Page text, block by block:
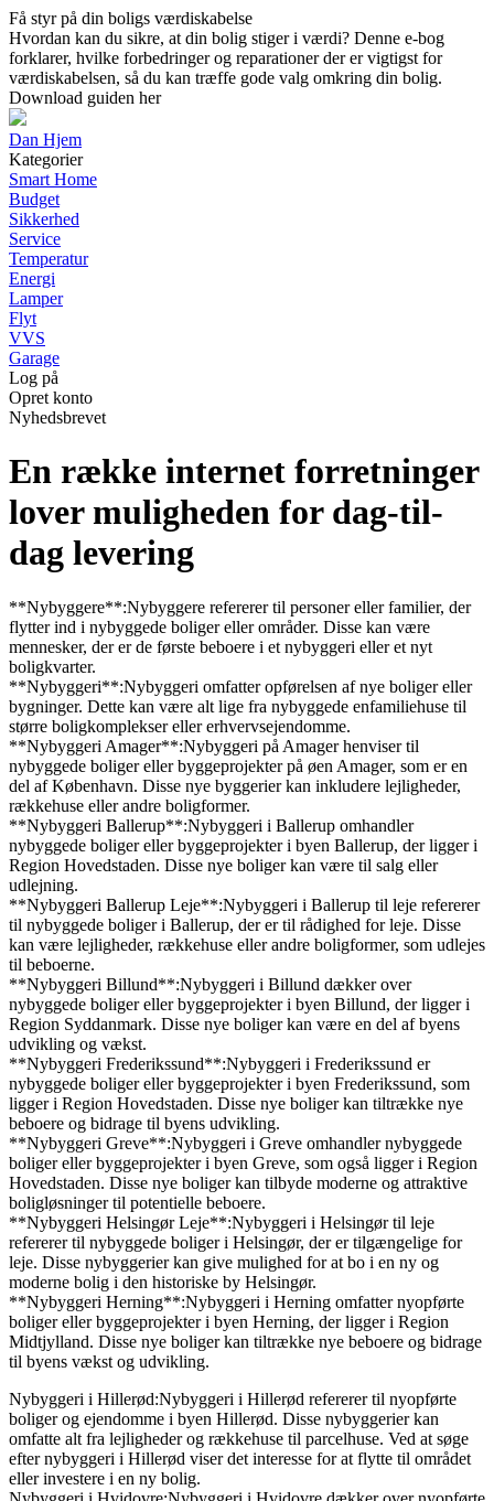
Få styr på din boligs værdiskabelse
Hvordan kan du sikre, at din bolig stiger i værdi? Denne e-bog
forklarer, hvilke forbedringer og reparationer der er vigtigst for
værdiskabelsen, så du kan træffe gode valg omkring din bolig.
Download guiden her
Dan Hjem
Kategorier
Smart Home
Budget
Sikkerhed
Service
Temperatur
Energi
Lamper
Flyt
VVS
Garage
Log på
Opret konto
Nyhedsbrevet
En række internet forretninger
lover muligheden for dag-til-
dag levering
**Nybyggere**:Nybyggere refererer til personer eller familier, der
flytter ind i nybyggede boliger eller områder. Disse kan være
mennesker, der er de første beboere i et nybyggeri eller et nyt
boligkvarter.
**Nybyggeri**:Nybyggeri omfatter opførelsen af nye boliger eller
bygninger. Dette kan være alt lige fra nybyggede enfamiliehuse til
større boligkomplekser eller erhvervsejendomme.
**Nybyggeri Amager**:Nybyggeri på Amager henviser til
nybyggede boliger eller byggeprojekter på øen Amager, som er en
del af København. Disse nye byggerier kan inkludere lejligheder,
rækkehuse eller andre boligformer.
**Nybyggeri Ballerup**:Nybyggeri i Ballerup omhandler
nybyggede boliger eller byggeprojekter i byen Ballerup, der ligger i
Region Hovedstaden. Disse nye boliger kan være til salg eller
udlejning.
**Nybyggeri Ballerup Leje**:Nybyggeri i Ballerup til leje refererer
til nybyggede boliger i Ballerup, der er til rådighed for leje. Disse
kan være lejligheder, rækkehuse eller andre boligformer, som udlejes
til beboerne.
**Nybyggeri Billund**:Nybyggeri i Billund dækker over
nybyggede boliger eller byggeprojekter i byen Billund, der ligger i
Region Syddanmark. Disse nye boliger kan være en del af byens
udvikling og vækst.
**Nybyggeri Frederikssund**:Nybyggeri i Frederikssund er
nybyggede boliger eller byggeprojekter i byen Frederikssund, som
ligger i Region Hovedstaden. Disse nye boliger kan tiltrække nye
beboere og bidrage til byens udvikling.
**Nybyggeri Greve**:Nybyggeri i Greve omhandler nybyggede
boliger eller byggeprojekter i byen Greve, som også ligger i Region
Hovedstaden. Disse nye boliger kan tilbyde moderne og attraktive
boligløsninger til potentielle beboere.
**Nybyggeri Helsingør Leje**:Nybyggeri i Helsingør til leje
refererer til nybyggede boliger i Helsingør, der er tilgængelige for
leje. Disse nybyggerier kan give mulighed for at bo i en ny og
moderne bolig i den historiske by Helsingør.
**Nybyggeri Herning**:Nybyggeri i Herning omfatter nyopførte
boliger eller byggeprojekter i byen Herning, der ligger i Region
Midtjylland. Disse nye boliger kan tiltrække nye beboere og bidrage
til byens vækst og udvikling.
Nybyggeri i Hillerød:Nybyggeri i Hillerød refererer til nyopførte
boliger og ejendomme i byen Hillerød. Disse nybyggerier kan
omfatte alt fra lejligheder og rækkehuse til parcelhuse. Ved at søge
efter nybyggeri i Hillerød viser det interesse for at flytte til området
eller investere i en ny bolig.